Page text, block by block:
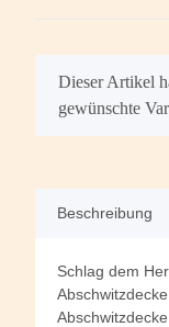
x
Dieser Artikel
gewünschte
Beschreibung
Schlag dem